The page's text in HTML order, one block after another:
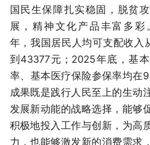
国民生保障扎实稳固，脱贫
展，精神文化产品丰富多彩
年，我国居民人均可支配收入
到43377元；2025年底，基
率、基本医疗保险参保率均在
成果既是践行人民至上的生动
发展新动能的战略选择，能够
积极地投入工作与创新，为高
力，也能够激发新的消费需求